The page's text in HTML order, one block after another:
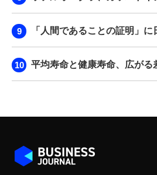
「人間であることの証明」に
平均寿命と健康寿命、広がる